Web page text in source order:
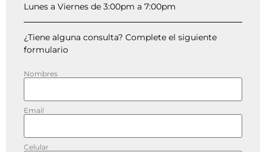
Lunes a Viernes de 3:00pm a 7:00pm
¿Tiene alguna consulta? Complete el siguiente
formulario
Nombres
Email
Celular